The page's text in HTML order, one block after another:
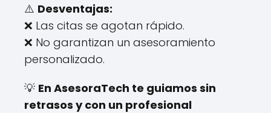
⚠️ Desventajas:
❌ Las citas se agotan rápido.
❌ No garantizan un asesoramiento
personalizado.
💡 En AsesoraTech te guiamos sin
retrasos y con un profesional